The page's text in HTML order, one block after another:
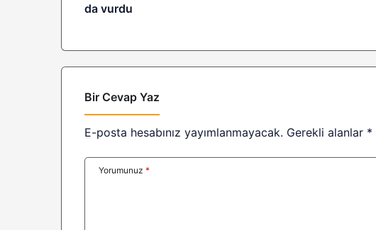
da vurdu
Bir Cevap Yaz
E-posta hesabınız yayımlanmayacak. Gerekli alanlar *
Yorumunuz *